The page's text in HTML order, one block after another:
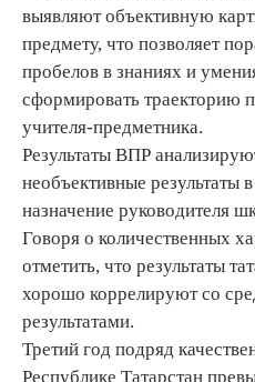
выявляют объективную
предмету, что позволяет
пробелов в знаниях и
сформировать траекторию
учителя-предметника.
Результаты ВПР
необъективные результаты
назначение руководителя
Говоря о количественных
отметить, что результаты
хорошо коррелируют со
результатами.
Третий год подряд
Республике Татарстан